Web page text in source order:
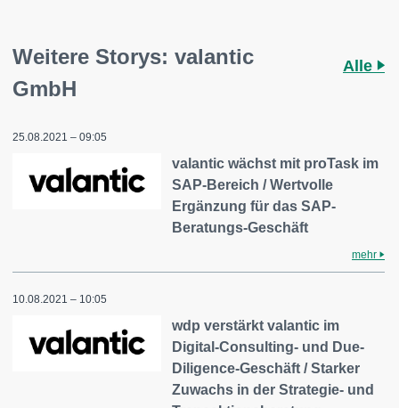
Weitere Storys: valantic
GmbH
Alle
25.08.2021 – 09:05
valantic wächst mit proTask im
SAP-Bereich / Wertvolle
Ergänzung für das SAP-
Beratungs-Geschäft
mehr
10.08.2021 – 10:05
wdp verstärkt valantic im
Digital-Consulting- und Due-
Diligence-Geschäft / Starker
Zuwachs in der Strategie- und